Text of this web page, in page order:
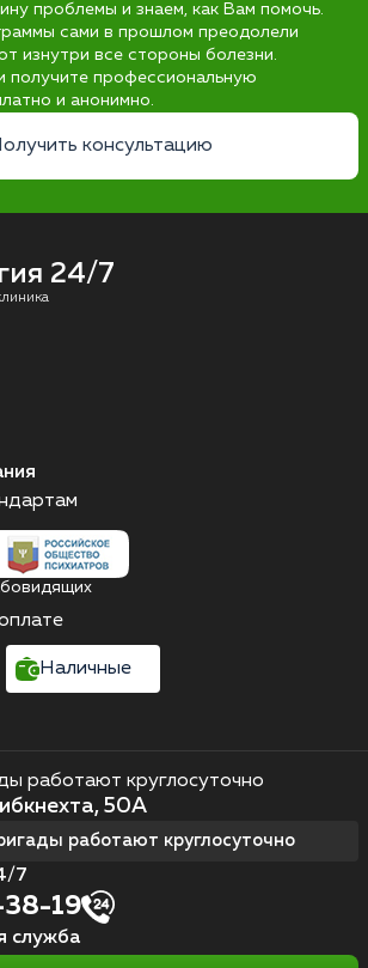
проблемы и знаем, как Вам помочь.
сами в прошлом преодолели
изнутри все стороны болезни.
получите профессиональную
и анонимно.
консультацию
24/7
работают круглосуточно
50А
работают круглосуточно
7
19
служба
Наличные